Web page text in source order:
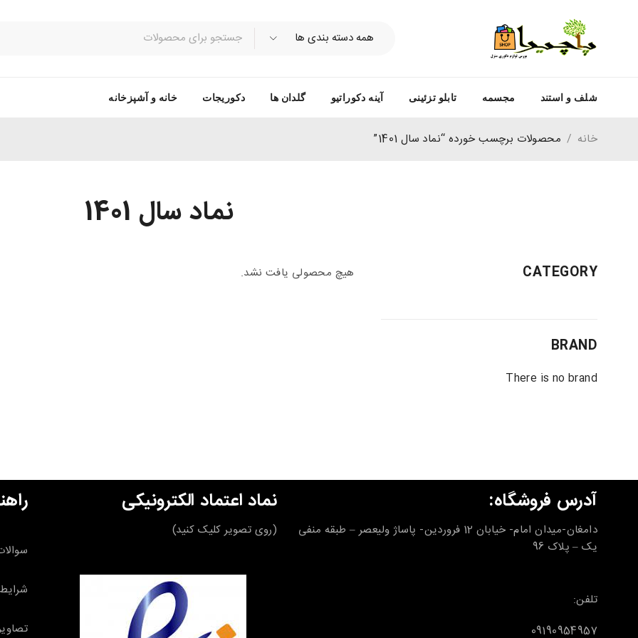
شلف و استند مجسمه تابلو تزئینی آینه دکوراتیو گلدان ها دکوریجات خانه و آشپزخانه
نماد سال 1401
خانه / محصولات برچسب خورده “نماد سال 1401”
CATEGORY
BRAND
There is no brand
هیچ محصولی یافت نشد.
آدرس فروشگاه:
دامغان-میدان امام- خیابان 12 فروردین- پاساژ ولیعصر – طبقه منفی
یک – پلاک 96
تلفن:
09190954957
نماد اعتماد الکترونیکی
(روی تصویر کلیک کنید)